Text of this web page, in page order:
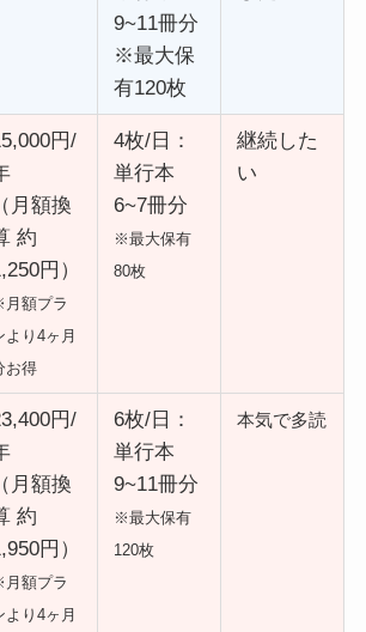
9~11冊分
※最大保
有120枚
円/
（月額換
約
円）
額プラ
より4ヶ月
お得
4枚/日：
単行本
6~7冊分
※最大保有
80枚
継続した
い
円/
（月額換
約
円）
額プラ
より4ヶ月
6枚/日：
単行本
9~11冊分
※最大保有
120枚
本気で多読